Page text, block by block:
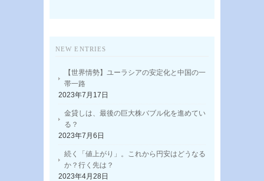
NEW ENTRIES
【世界情勢】ユーラシアの安定化と中国の一
帯一路
2023年7月17日
金貸しは、最後の巨大株バブル化を進めてい
る？
2023年7月6日
続く「値上がり」。これから円安はどうなる
か？行く先は？
2023年4月28日